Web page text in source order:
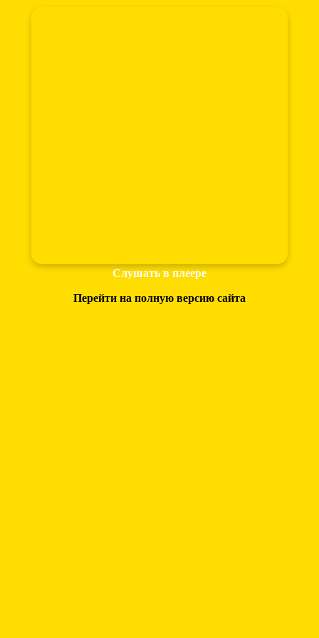
Слушать в плеере
Перейти на полную версию сайта